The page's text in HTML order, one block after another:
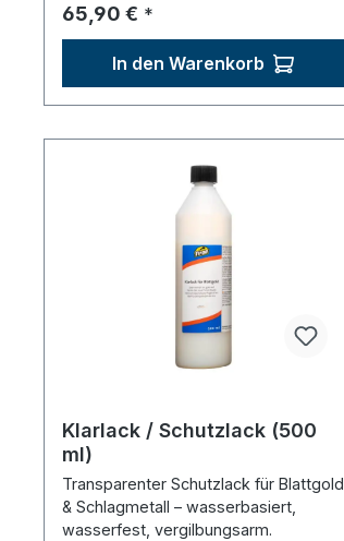
Regulärer Preis:
65,90 € *
In den Warenkorb
Klarlack / Schutzlack (500
ml)
Transparenter Schutzlack für Blattgold
& Schlagmetall – wasserbasiert,
wasserfest, vergilbungsarm.